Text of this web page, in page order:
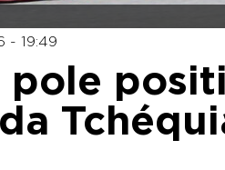
- 19:49
pole